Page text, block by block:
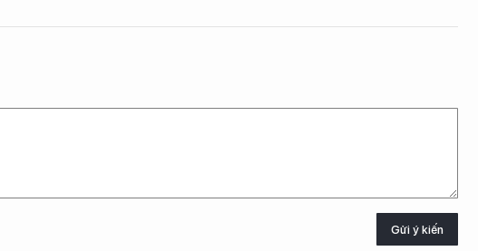
Gửi ý kiến